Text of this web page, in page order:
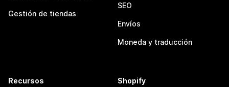
Gestión de tiendas
SEO
Envíos
Moneda y traducción
Recursos Shopify